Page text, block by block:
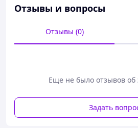
📐 длина 84 см, шаг 62 см, пояс 34
Отзывы и вопросы
Отзывы (0)
Еще не было отзывов об
Задать